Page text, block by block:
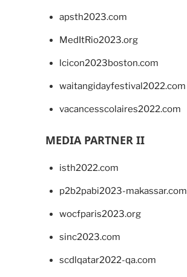
apsth2023.com
MedItRio2023.org
lcicon2023boston.com
waitangidayfestival2022.com
vacancesscolaires2022.com
MEDIA PARTNER II
isth2022.com
p2b2pabi2023-makassar.com
wocfparis2023.org
sinc2023.com
scdlqatar2022-qa.com